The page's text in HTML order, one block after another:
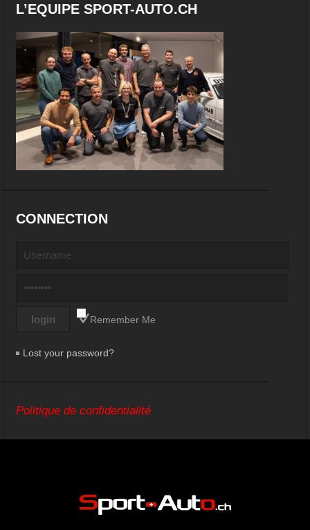
L’EQUIPE SPORT-AUTO.CH
CONNECTION
Remember Me
Lost your password?
Politique de confidentialité